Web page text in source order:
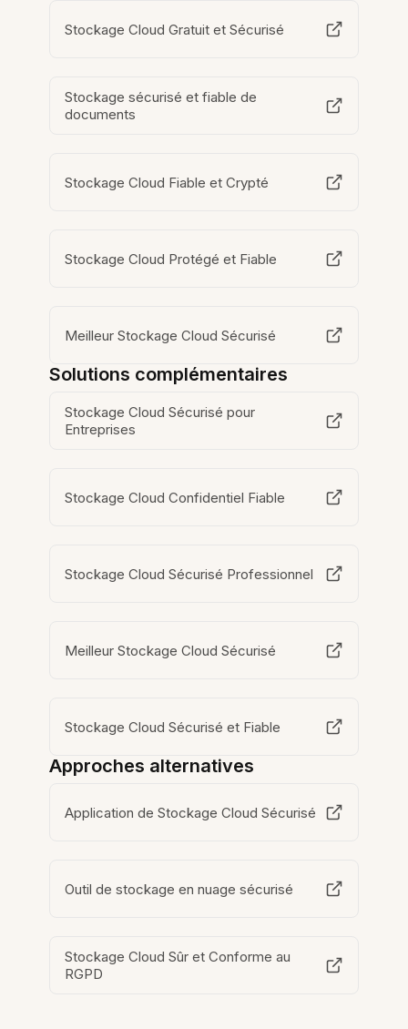
Stockage Cloud Gratuit et Sécurisé
Stockage sécurisé et fiable de
documents
Stockage Cloud Fiable et Crypté
Stockage Cloud Protégé et Fiable
Meilleur Stockage Cloud Sécurisé
Solutions complémentaires
Stockage Cloud Sécurisé pour
Entreprises
Stockage Cloud Confidentiel Fiable
Stockage Cloud Sécurisé Professionnel
Meilleur Stockage Cloud Sécurisé
Stockage Cloud Sécurisé et Fiable
Approches alternatives
Application de Stockage Cloud Sécurisé
Outil de stockage en nuage sécurisé
Stockage Cloud Sûr et Conforme au
RGPD